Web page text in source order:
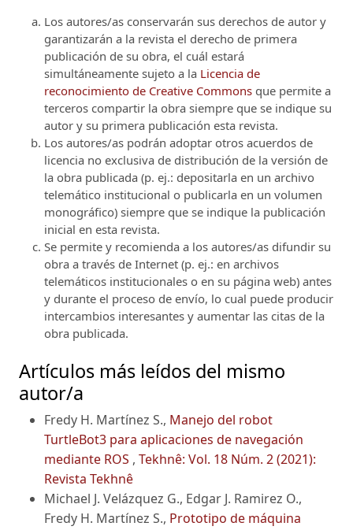
Los autores/as conservarán sus derechos de autor y
garantizarán a la revista el derecho de primera
publicación de su obra, el cuál estará
simultáneamente sujeto a la Licencia de
reconocimiento de Creative Commons que permite a
terceros compartir la obra siempre que se indique su
autor y su primera publicación esta revista.
Los autores/as podrán adoptar otros acuerdos de
licencia no exclusiva de distribución de la versión de
la obra publicada (p. ej.: depositarla en un archivo
telemático institucional o publicarla en un volumen
monográfico) siempre que se indique la publicación
inicial en esta revista.
Se permite y recomienda a los autores/as difundir su
obra a través de Internet (p. ej.: en archivos
telemáticos institucionales o en su página web) antes
y durante el proceso de envío, lo cual puede producir
intercambios interesantes y aumentar las citas de la
obra publicada.
Artículos más leídos del mismo
autor/a
Fredy H. Martínez S., Manejo del robot
TurtleBot3 para aplicaciones de navegación
mediante ROS , Tekhnê: Vol. 18 Núm. 2 (2021):
Revista Tekhnê
Michael J. Velázquez G., Edgar J. Ramirez O.,
Fredy H. Martínez S., Prototipo de máquina